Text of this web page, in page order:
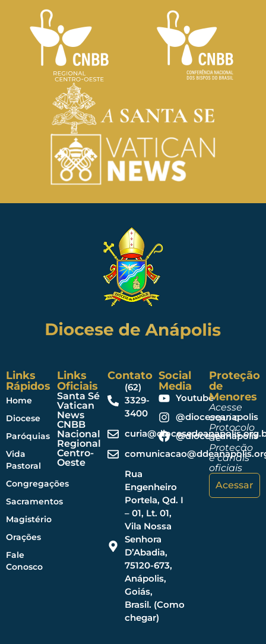
Links
Rápidos
Home
Diocese
Paróquias
Vida
Pastoral
Congregações
Sacramentos
Magistério
Orações
Fale
Conosco
Links
Oficiais
Santa Sé
Vatican
News
CNBB
Nacional
Regional
Centro-
Oeste
Contato
(62)
3329-
3400
Rua
Engenheiro
Portela, Qd. I
– 01, Lt. 01,
Vila Nossa
Senhora
D’Abadia,
75120-673,
Anápolis,
Goiás,
Brasil. (Como
chegar)
Social
Media
Youtube
@dioceseanapolis
@dioceseanapolis
Proteção
de
Menores
Acesse
aqui o
Protocolo
de
Proteção
e canais
oficiais
Acessar